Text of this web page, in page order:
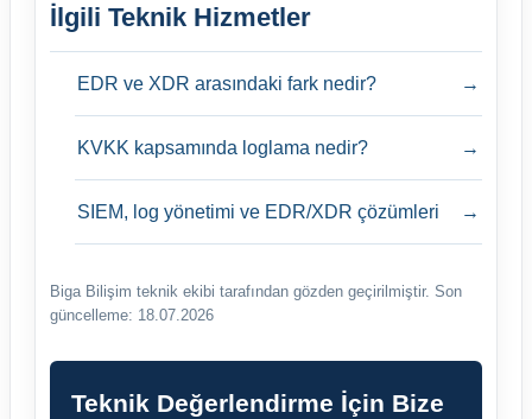
İlgili Teknik Hizmetler
EDR ve XDR arasındaki fark nedir? →
KVKK kapsamında loglama nedir? →
SIEM, log yönetimi ve EDR/XDR çözümleri →
Biga Bilişim teknik ekibi tarafından gözden geçirilmiştir. Son
güncelleme: 18.07.2026
Teknik Değerlendirme İçin Bize